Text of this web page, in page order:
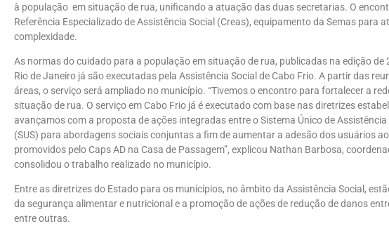
à população em situação de rua, unificando a atuação das duas secretarias. O
Referência Especializado de Assistência Social (Creas), equipamento da Semas para
complexidade.
As normas do cuidado para a população em situação de rua, publicadas na edição
Rio de Janeiro já são executadas pela Assistência Social de Cabo Frio. A partir das
áreas, o serviço será ampliado no município. “Tivemos o encontro para fortalecer a
situação de rua. O serviço em Cabo Frio já é executado com base nas diretrizes
avançamos com a proposta de ações integradas entre o Sistema Único de Assistência
(SUS) para abordagens sociais conjuntas a fim de aumentar a adesão dos usuários
promovidos pelo Caps AD na Casa de Passagem”, explicou Nathan Barbosa,
consolidou o trabalho realizado no município.
Entre as diretrizes do Estado para os municípios, no âmbito da Assistência Social,
da segurança alimentar e nutricional e a promoção de ações de redução de danos
entre outras.